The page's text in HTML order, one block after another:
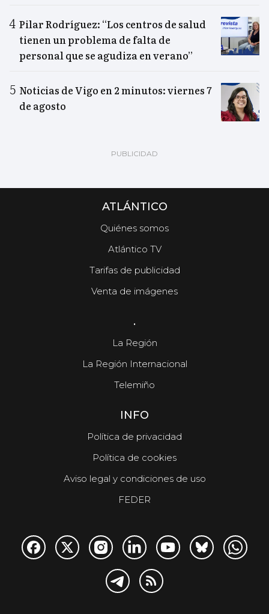
Pilar Rodríguez: “Los centros de salud
tienen un problema de falta de
personal que se agudiza en verano”
Noticias de Vigo en 2 minutos: viernes 7
de agosto
ATLÁNTICO
Quiénes somos
Atlántico TV
Tarifas de publicidad
Venta de imágenes
.
La Región
La Región Internacional
Telemiño
INFO
Política de privacidad
Política de cookies
Aviso legal y condiciones de uso
FEDER